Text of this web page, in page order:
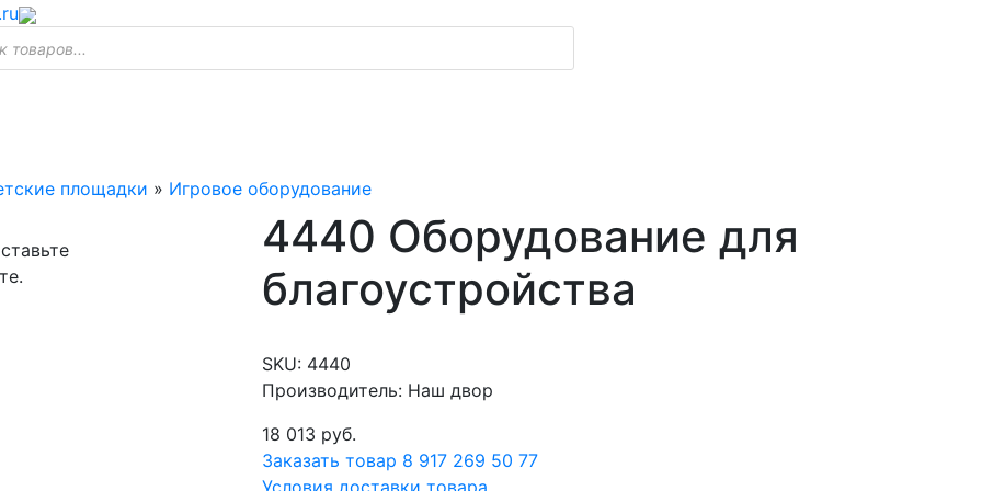
площадки » Игровое оборудование
4440 Оборудование для
благоустройства
SKU: 4440
Производитель: Наш двор
18 013 руб.
Заказать товар 8 917 269 50 77
Условия доставки товара